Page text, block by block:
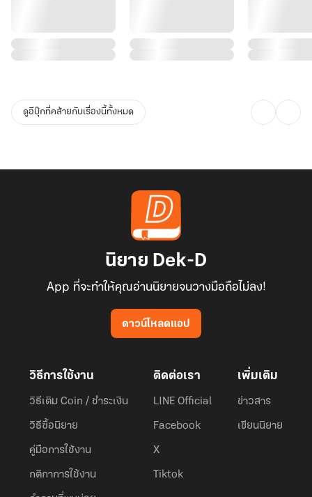
ดูอีบุ๊กที่คล้ายกับเรื่องนี้ทั้งหมด
นิยาย Dek-D
App ที่จะทำให้คุณอ่านนิยายจนวางมือถือไม่ลง!
ดาวน์โหลดแอป
วิธีการใช้งาน
วิธีเติม Coin / ชำระเงิน
วิธีซื้อนิยาย
คู่มือการใช้งาน
กติกาการใช้งาน
ติดต่อเรา
LINE Official
Facebook
X
Tiktok
เพิ่มเติม
ข่าวสาร
เขียนนิยาย